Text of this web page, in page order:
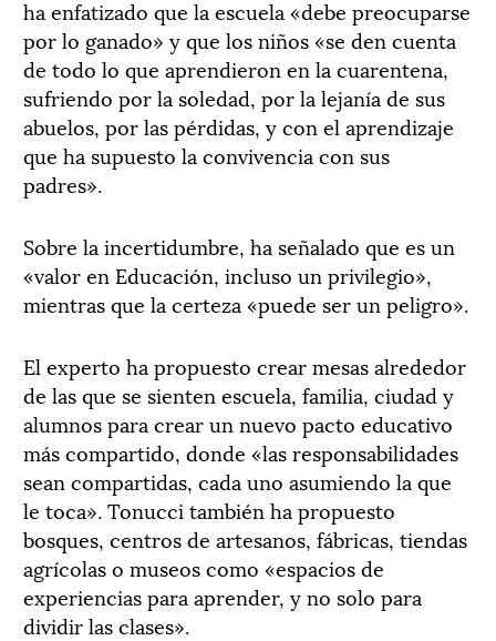
ha enfatizado que la escuela «debe preocuparse
por lo ganado» y que los niños «se den cuenta
de todo lo que aprendieron en la cuarentena,
sufriendo por la soledad, por la lejanía de sus
abuelos, por las pérdidas, y con el aprendizaje
que ha supuesto la convivencia con sus
padres».
Sobre la incertidumbre, ha señalado que es un
«valor en Educación, incluso un privilegio»,
mientras que la certeza «puede ser un peligro».
El experto ha propuesto crear mesas alrededor
de las que se sienten escuela, familia, ciudad y
alumnos para crear un nuevo pacto educativo
más compartido, donde «las responsabilidades
sean compartidas, cada uno asumiendo la que
le toca». Tonucci también ha propuesto
bosques, centros de artesanos, fábricas, tiendas
agrícolas o museos como «espacios de
experiencias para aprender, y no solo para
dividir las clases».